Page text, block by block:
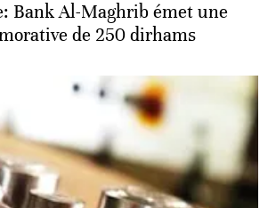
Bank Al-Maghrib émet une
de 250 dirhams